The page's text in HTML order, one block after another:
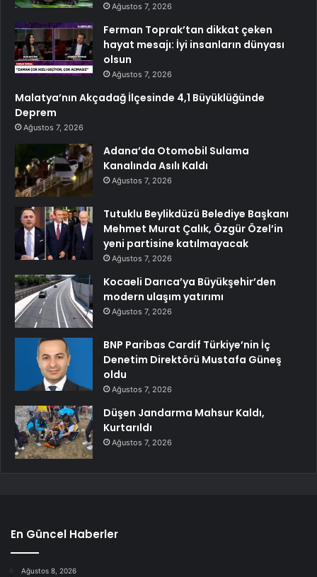
Ağustos 7, 2026
Ferman Toprak’tan dikkat çeken
hayat mesajı: İyi insanların dünyası
olsun
Ağustos 7, 2026
Malatya’nın Akçadağ İlçesinde 4,1 Büyüklüğünde
Deprem
Ağustos 7, 2026
Adana’da Otomobil Sulama
Kanalında Asılı Kaldı
Ağustos 7, 2026
Tutuklu Beylikdüzü Belediye Başkanı
Mehmet Murat Çalık, Özgür Özel’in
yeni partisine katılmayacak
Ağustos 7, 2026
Kocaeli Darıca’ya Büyükşehir’den
modern ulaşım yatırımı
Ağustos 7, 2026
BNP Paribas Cardif Türkiye’nin İç
Denetim Direktörü Mustafa Güneş
oldu
Ağustos 7, 2026
Düşen Jandarma Mahsur Kaldı,
Kurtarıldı
Ağustos 7, 2026
En Güncel Haberler
Ağustos 8, 2026